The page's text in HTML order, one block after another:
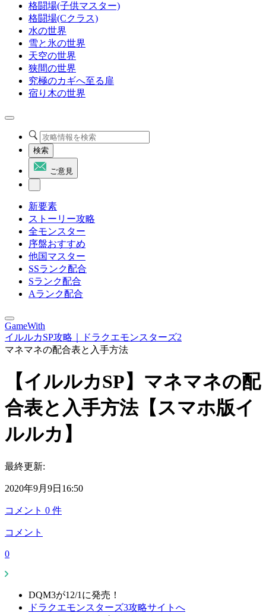
格闘場(子供マスター)
格闘場(Cクラス)
水の世界
雪と氷の世界
天空の世界
狭間の世界
究極のカギへ至る扉
宿り木の世界
検索
ご意見
新要素
ストーリー攻略
全モンスター
序盤おすすめ
他国マスター
SSランク配合
Sランク配合
Aランク配合
GameWith
イルルカSP攻略｜ドラクエモンスターズ2
マネマネの配合表と入手方法
【イルルカSP】マネマネの配
合表と入手方法【スマホ版イ
ルルカ】
最終更新:
2020年9月9日16:50
コメント 0 件
コメント
0
DQM3が12/1に発売！
ドラクエモンスターズ3攻略サイトへ